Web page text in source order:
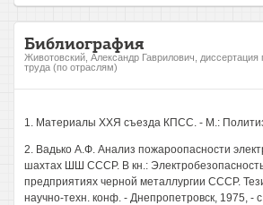
Библиография
Животовский, Александр Гаврилович,
труда (по отраслям)
1. Материалы ХХЯ съезда КПСС. - М.:
2. Вадько А.Ф. Анализ пожароопасности
шахтах ШШ СССР. В кн.:
предприятиях черной металлургии СССР.
научно-техн. конф. - Днепропетровск, 1975, -